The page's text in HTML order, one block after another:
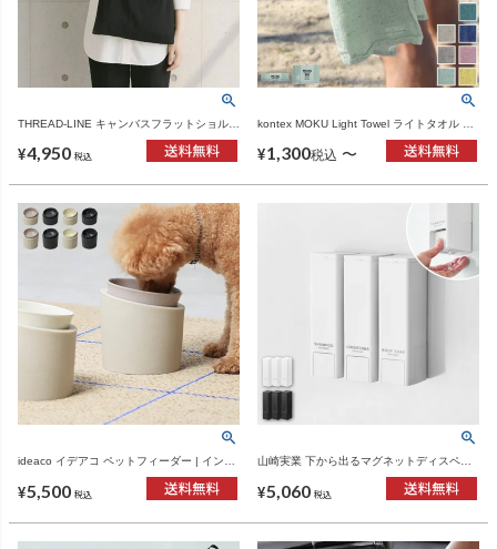
THREAD-LINE キャンバスフラットショルダ
¥4,950 税込
kontex MOKU Light Towel ライトタオル M
雑貨・タオル
¥1,300税込 〜
ideaco イデアコ ペットフィーダー | インテ
¥5,500 税込
山崎実業 下から出るマグネットディスペン
タワーシリーズ
¥5,060 税込